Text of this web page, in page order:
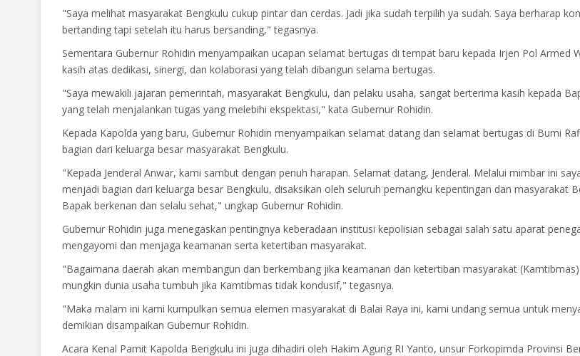
"Saya melihat masyarakat Bengkulu cukup pintar dan cerdas. Jadi jika sudah terpilih ya sudah. Saya berharap
bertanding tapi setelah itu harus bersanding," tegasnya.
Sementara Gubernur Rohidin menyampaikan ucapan selamat bertugas di tempat baru kepada Irjen Pol Armed
kasih atas dedikasi, sinergi, dan kolaborasi yang telah dibangun selama bertugas.
"Saya mewakili jajaran pemerintah, masyarakat Bengkulu, dan pelaku usaha, sangat berterima kasih kepada
yang telah menjalankan tugas yang melebihi ekspektasi," kata Gubernur Rohidin.
Kepada Kapolda yang baru, Gubernur Rohidin menyampaikan selamat datang dan selamat bertugas di Bumi
bagian dari keluarga besar masyarakat Bengkulu.
"Kepada Jenderal Anwar, kami sambut dengan penuh harapan. Selamat datang, Jenderal. Melalui mimbar ini
menjadi bagian dari keluarga besar Bengkulu, disaksikan oleh seluruh pemangku kepentingan dan masyarakat
Bapak berkenan dan selalu sehat," ungkap Gubernur Rohidin.
Gubernur Rohidin juga menegaskan pentingnya keberadaan institusi kepolisian sebagai salah satu aparat
mengayomi dan menjaga keamanan serta ketertiban masyarakat.
"Bagaimana daerah akan membangun dan berkembang jika keamanan dan ketertiban masyarakat
mungkin dunia usaha tumbuh jika Kamtibmas tidak kondusif," tegasnya.
"Maka malam ini kami kumpulkan semua elemen masyarakat di Balai Raya ini, kami undang semua untuk
demikian disampaikan Gubernur Rohidin.
Acara Kenal Pamit Kapolda Bengkulu ini juga dihadiri oleh Hakim Agung RI Yanto, unsur Forkopimda Provinsi